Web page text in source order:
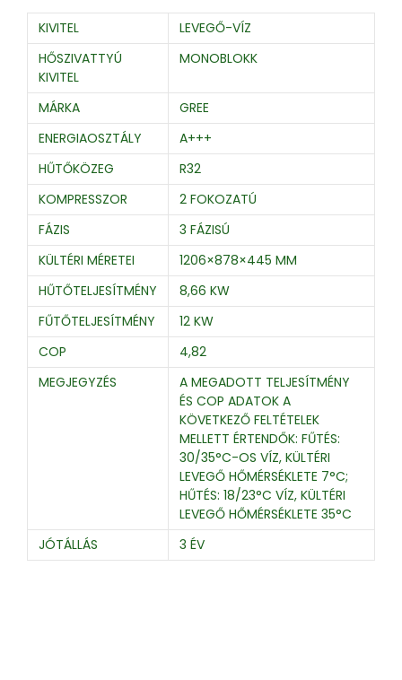
KIVITEL
LEVEGŐ-VÍZ
HŐSZIVATTYÚ
KIVITEL
MONOBLOKK
MÁRKA
GREE
ENERGIAOSZTÁLY
A+++
HŰTŐKÖZEG
R32
KOMPRESSZOR
2 FOKOZATÚ
FÁZIS
3 FÁZISÚ
KÜLTÉRI MÉRETEI
1206×878×445 MM
HŰTŐTELJESÍTMÉNY
8,66 KW
FŰTŐTELJESÍTMÉNY
12 KW
COP
4,82
MEGJEGYZÉS
A MEGADOTT TELJESÍTMÉNY
ÉS COP ADATOK A
KÖVETKEZŐ FELTÉTELEK
MELLETT ÉRTENDŐK: FŰTÉS:
30/35°C-OS VÍZ, KÜLTÉRI
LEVEGŐ HŐMÉRSÉKLETE 7°C;
HŰTÉS: 18/23°C VÍZ, KÜLTÉRI
LEVEGŐ HŐMÉRSÉKLETE 35°C
JÓTÁLLÁS
3 ÉV